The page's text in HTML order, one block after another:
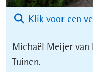
Klik voor een
Michaël Meijer van
Tuinen.